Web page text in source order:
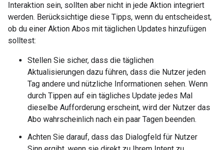
Interaktion sein, sollten aber nicht in jede Aktion integriert
werden. Berücksichtige diese Tipps, wenn du entscheidest,
ob du einer Aktion Abos mit täglichen Updates hinzufügen
solltest:
Stellen Sie sicher, dass die täglichen
Aktualisierungen dazu führen, dass die Nutzer jeden
Tag andere und nützliche Informationen sehen. Wenn
durch Tippen auf ein tägliches Update jedes Mal
dieselbe Aufforderung erscheint, wird der Nutzer das
Abo wahrscheinlich nach ein paar Tagen beenden.
Achten Sie darauf, dass das Dialogfeld für Nutzer